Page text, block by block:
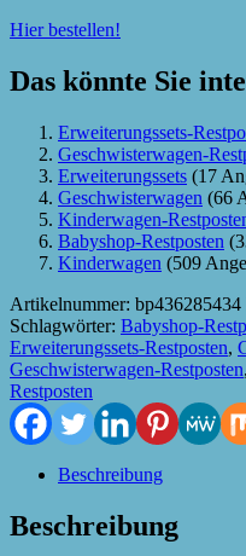
Hier bestellen!
Das könnte Sie
Erweiterungssets-
Geschwisterwagen-
Erweiterungssets (17
Geschwisterwagen (66
Kinderwagen-
Babyshop-Restposten
Kinderwagen (509
Artikelnummer: bp436285434
Schlagwörter: Babyshop-
Erweiterungssets-Restposten,
Geschwisterwagen-Restposten,
Restposten
Beschreibung
Beschreibung